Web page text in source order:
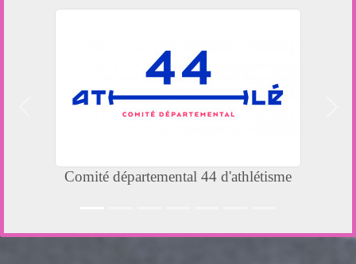
Comité départemental 44 d'athlétisme